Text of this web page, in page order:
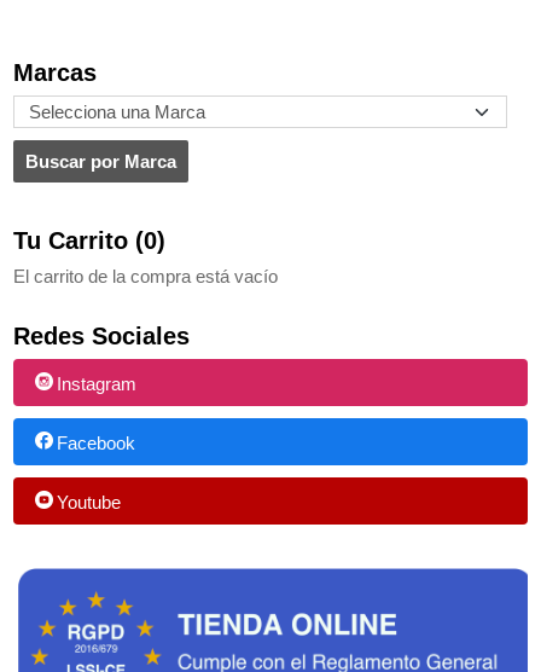
Marcas
Tu Carrito (0)
El carrito de la compra está vacío
Redes Sociales
Instagram
Facebook
Youtube